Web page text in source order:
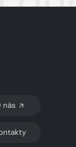
TMAVÝ REŽIM
nás